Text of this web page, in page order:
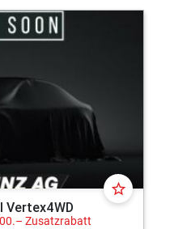
star_border
Vertex4WD
Zusatzrabatt